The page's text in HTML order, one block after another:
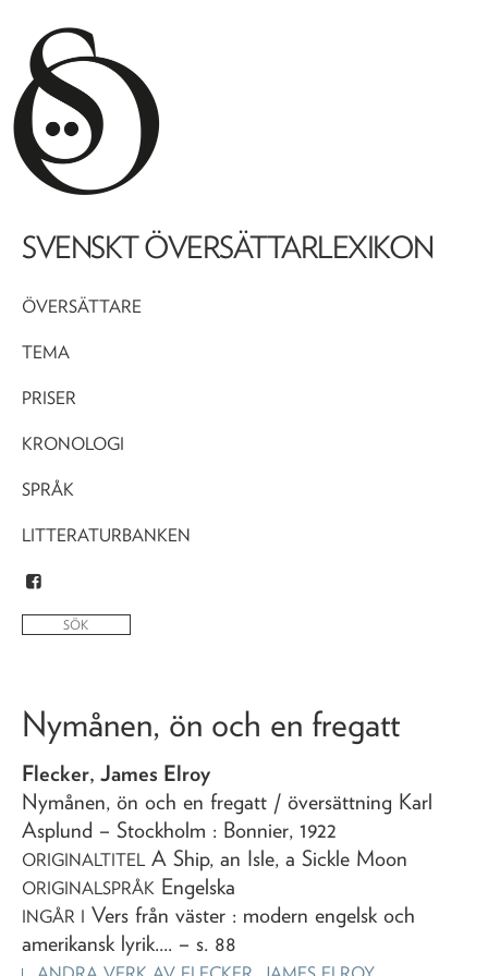
SVENSKT ÖVERSÄTTARLEXIKON
ÖVERSÄTTARE
TEMA
PRISER
KRONOLOGI
SPRÅK
LITTERATURBANKEN
Nymånen, ön och en fregatt
Flecker, James Elroy
Nymånen, ön och en fregatt / översättning Karl
Asplund – Stockholm : Bonnier, 1922
ORIGINALTITEL A Ship, an Isle, a Sickle Moon
ORIGINALSPRÅK Engelska
INGÅR I Vers från väster : modern engelsk och
amerikansk lyrik.... – s. 88